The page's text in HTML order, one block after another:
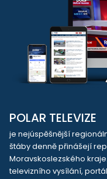
POLAR TELEVIZE
je nejúspěšnější
štáby denně přinášejí
Moravskoslezského
televizního vysílání,